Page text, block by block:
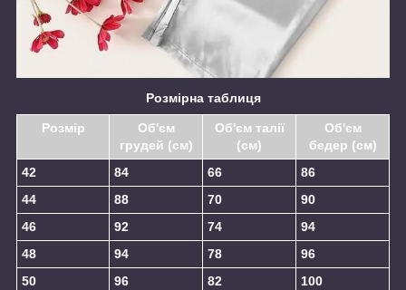
Розмірна таблиця
Розмір
Об'єм
грудей (см)
Об'єм талії
(см)
Об'єм
бедер (см)
42
84 66
86
44
88 70
90
46
92 74
94
48
94 78
96
50
96 82
100